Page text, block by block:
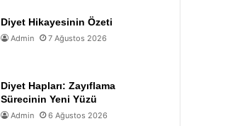
Diyet Hikayesinin Özeti
Admin 7 Ağustos 2026
Diyet Hapları: Zayıflama
Sürecinin Yeni Yüzü
Admin 6 Ağustos 2026